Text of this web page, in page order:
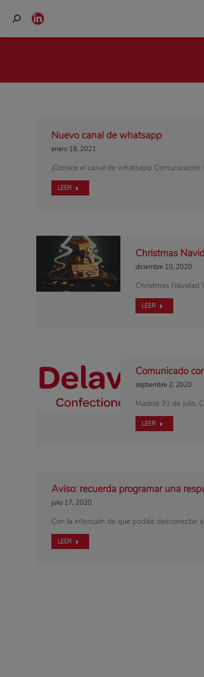
Buscar:
Linkedin
page
new
Nuevo canal de whatsapp
enero 18, 2021
¡Conoce el canal de whatsapp
LEER
Christmas
diciembre 10, 2020
Christmas Navidad
LEER
Comunicado
septiembre 2, 2020
Madrid 31 de julio.
LEER
Aviso: recuerda programar una
julio 17, 2020
Con la intención de que podáis desconectar
LEER